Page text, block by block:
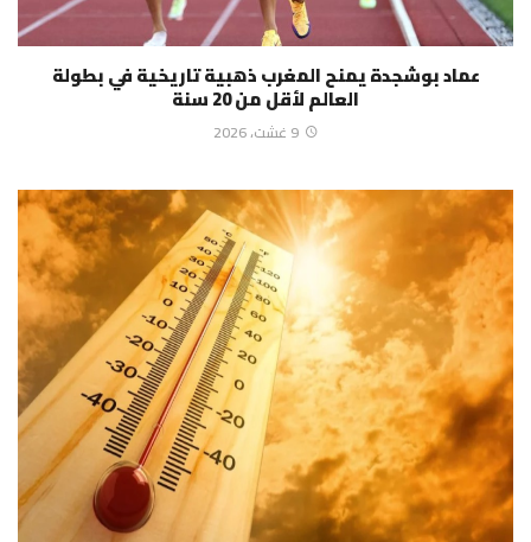
عماد بوشجدة يمنح المغرب ذهبية تاريخية في بطولة
العالم لأقل من 20 سنة
9 غشت، 2026